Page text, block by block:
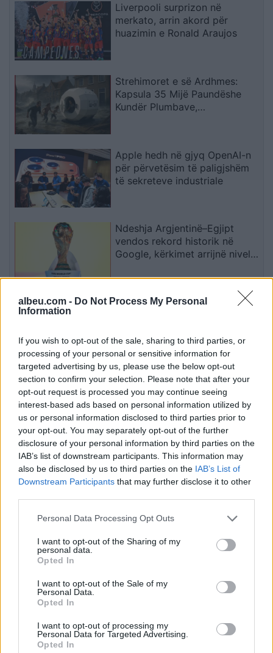
albeu.com - Do Not Process My Personal
Information
If you wish to opt-out of the sale, sharing to third parties, or
processing of your personal or sensitive information for
targeted advertising by us, please use the below opt-out
section to confirm your selection. Please note that after your
opt-out request is processed you may continue seeing
interest-based ads based on personal information utilized by
us or personal information disclosed to third parties prior to
your opt-out. You may separately opt-out of the further
disclosure of your personal information by third parties on the
IAB’s list of downstream participants. This information may
also be disclosed by us to third parties on the IAB’s List of
Downstream Participants that may further disclose it to other
Personal Data Processing Opt Outs
I want to opt-out of the Sharing of my
personal data.
Opted In
I want to opt-out of the Sale of my
Personal Data.
Opted In
I want to opt-out of processing my
Personal Data for Targeted Advertising.
Opted In
Liverpooli surprizon në
merkato, arrin akord për
huazimin e Ronald Araujos
Strehimoret e së Ardhmes:
Kapsula 35 Mijë Paundëshe
Kundër Plumbave,
Apple hedh në gjyq OpenAI-n
për përvetësim të paligjshëm
të sekreteve industriale
Ndeshja Argjentinë–Egjipt
vendos rekord historik në
Google, kërkimet arrijnë nivele
Kina zbulon robotë humanoidë
Esim for Global|Esim for Europe
for Turkey|Esim for Germany|Esim for Greece|
for Asia|Esim for World Cup 2026
Esim for Saudi